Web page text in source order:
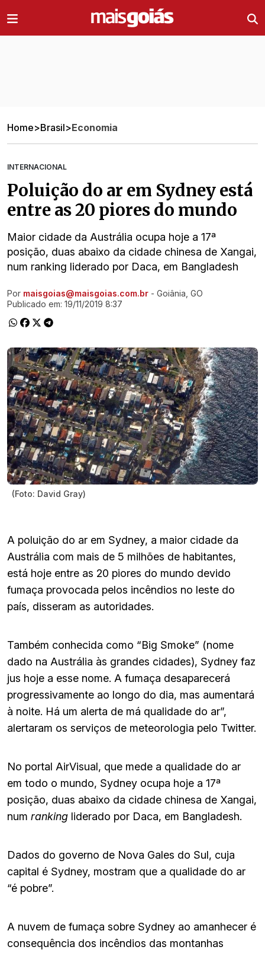
Home>Brasil>Economia
INTERNACIONAL
Poluição do ar em Sydney está
entre as 20 piores do mundo
Maior cidade da Austrália ocupa hoje a 17ª
posição, duas abaixo da cidade chinesa de Xangai,
num ranking liderado por Daca, em Bangladesh
Ir direto pra matéria
Por maisgoias@maisgoias.com.br - Goiânia, GO
Publicado em: 19/11/2019 8:37
(Foto: David Gray)
A poluição do ar em Sydney, a maior cidade da
Austrália com mais de 5 milhões de habitantes,
está hoje entre as 20 piores do mundo devido
fumaça provocada pelos incêndios no leste do
país, disseram as autoridades.
Também conhecida como “Big Smoke” (nome
dado na Austrália às grandes cidades), Sydney faz
jus hoje a esse nome. A fumaça desaparecerá
progressivamente ao longo do dia, mas aumentará
à noite. Há um alerta de má qualidade do ar”,
alertaram os serviços de meteorologia pelo Twitter.
No portal AirVisual, que mede a qualidade do ar
em todo o mundo, Sydney ocupa hoje a 17ª
posição, duas abaixo da cidade chinesa de Xangai,
num ranking liderado por Daca, em Bangladesh.
Dados do governo de Nova Gales do Sul, cuja
capital é Sydney, mostram que a qualidade do ar
“é pobre”.
A nuvem de fumaça sobre Sydney ao amanhecer é
consequência dos incêndios das montanhas